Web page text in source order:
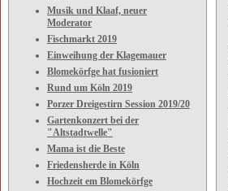
Musik und Klaaf, neuer
Moderator
Fischmarkt 2019
Einweihung der Klagemauer
Blomekörfge hat fusioniert
Rund um Köln 2019
Porzer Dreigestirn Session 2019/20
Gartenkonzert bei der
"Altstadtwelle"
Mama ist die Beste
Friedensherde in Köln
Hochzeit em Blomekörfge